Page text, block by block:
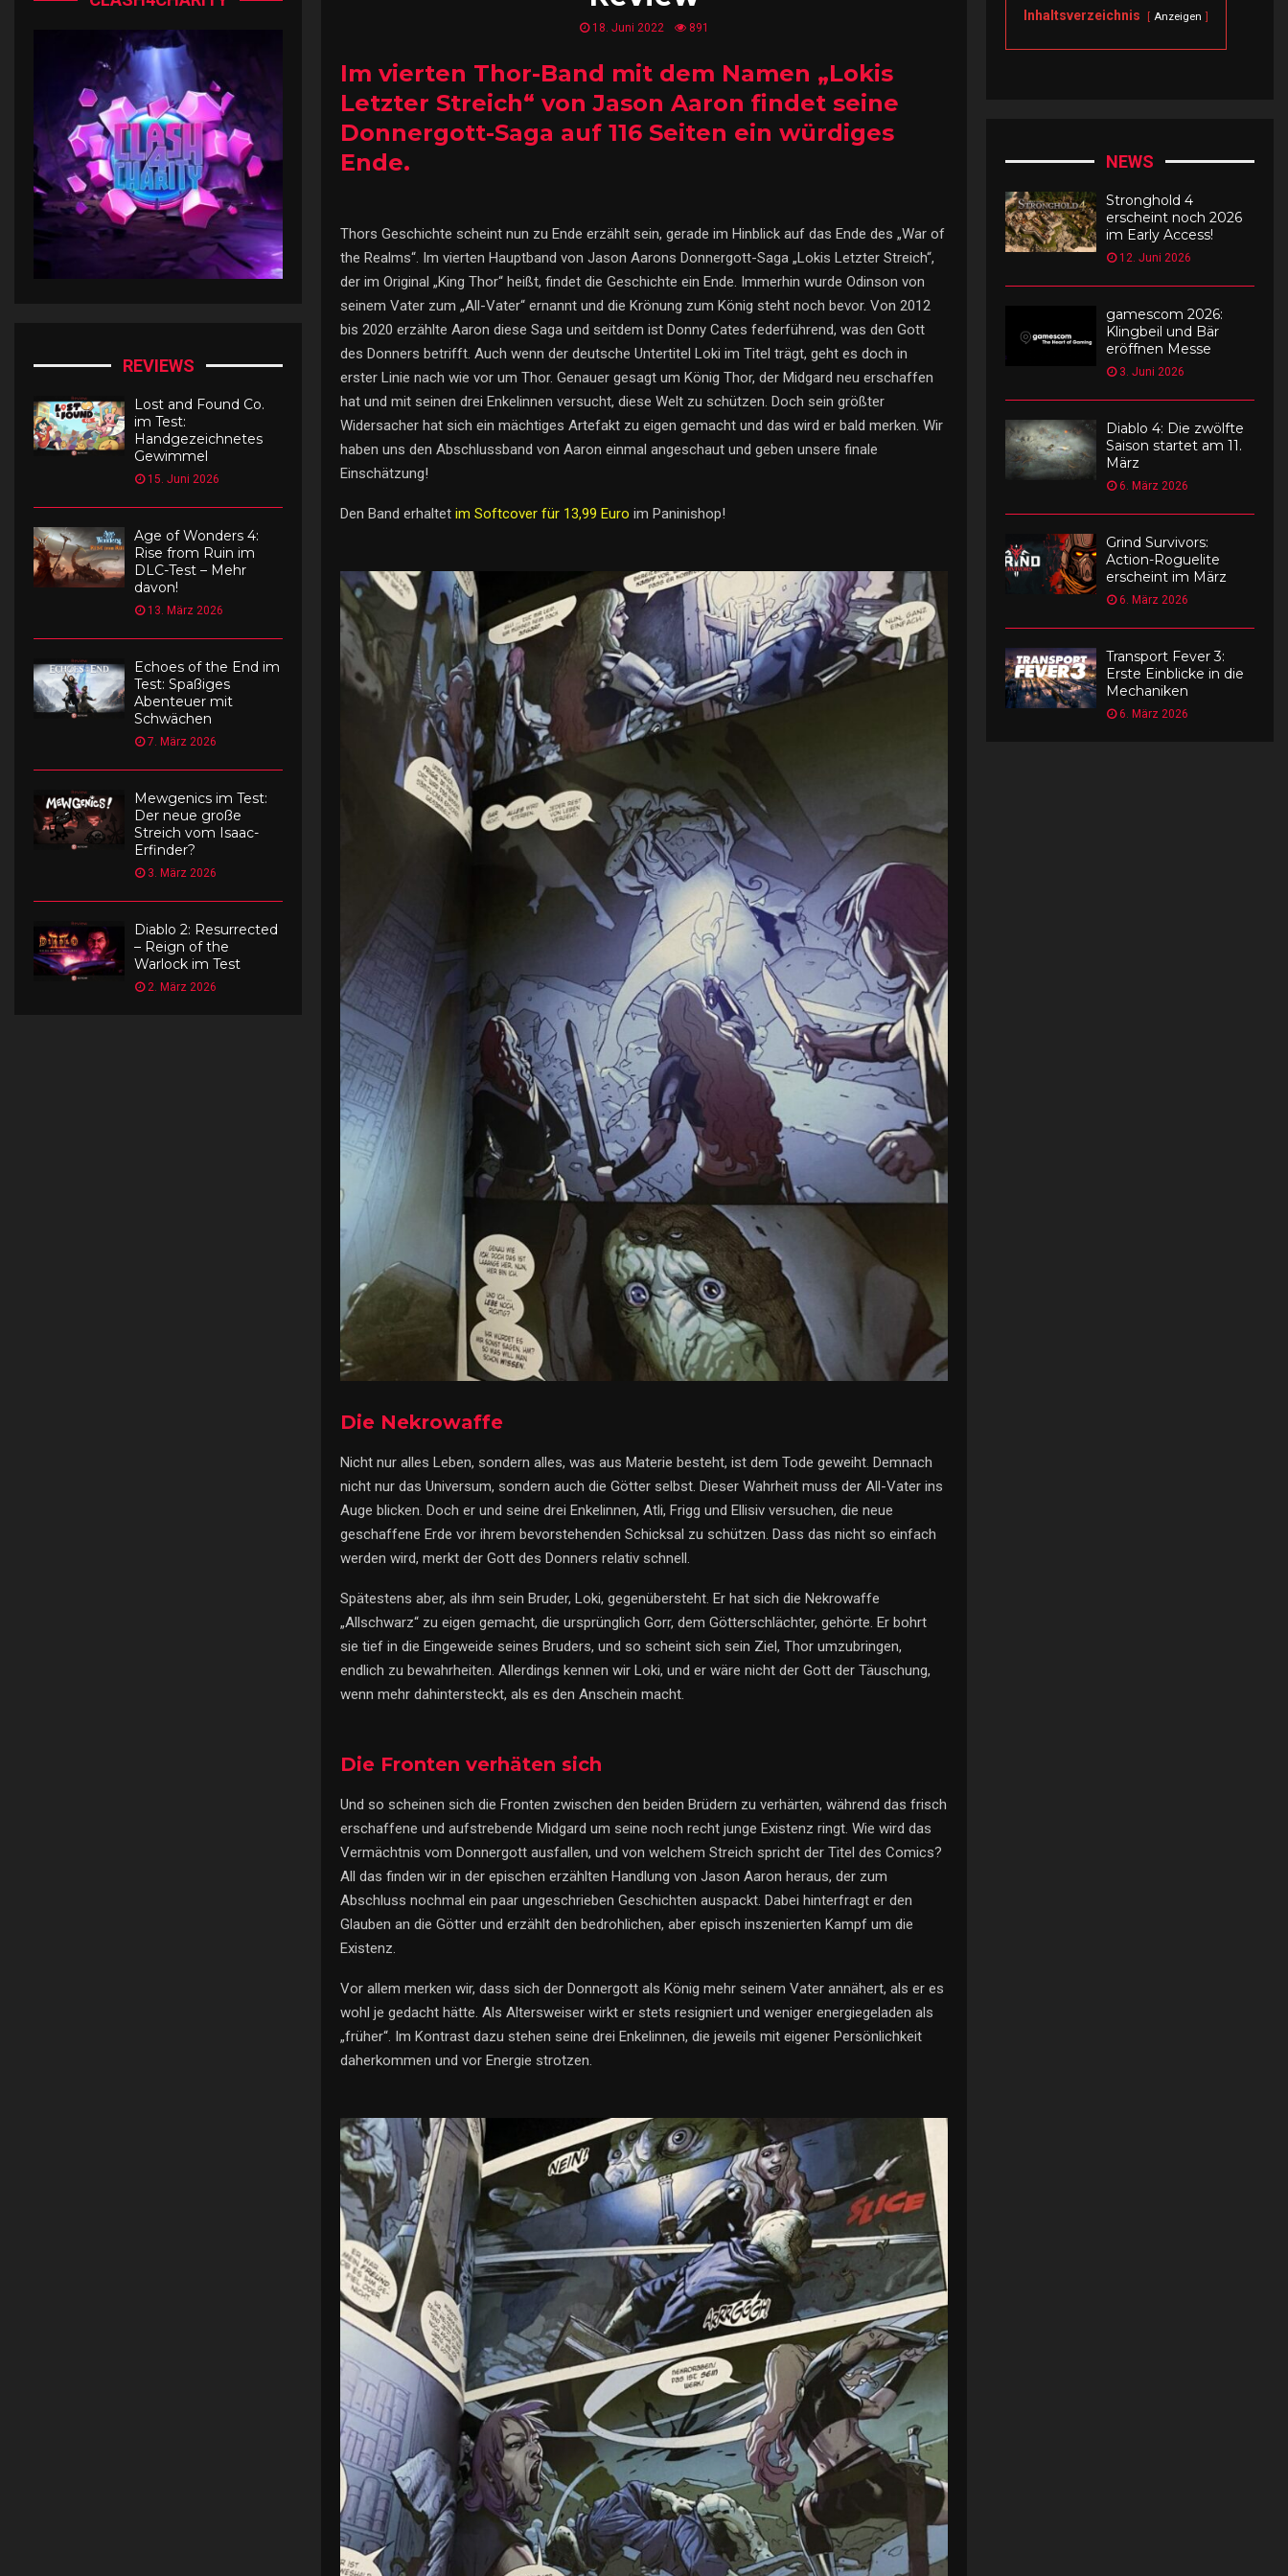
18. Juni 2022 891
Im vierten Thor-Band mit dem Namen „Lokis
Letzter Streich“ von Jason Aaron findet seine
Donnergott-Saga auf 116 Seiten ein würdiges
Ende.
Thors Geschichte scheint nun zu Ende erzählt sein, gerade im Hinblick auf das Ende des „War of
the Realms“. Im vierten Hauptband von Jason Aarons Donnergott-Saga „Lokis Letzter Streich“,
der im Original „King Thor“ heißt, findet die Geschichte ein Ende. Immerhin wurde Odinson von
seinem Vater zum „All-Vater“ ernannt und die Krönung zum König steht noch bevor. Von 2012
bis 2020 erzählte Aaron diese Saga und seitdem ist Donny Cates federführend, was den Gott
des Donners betrifft. Auch wenn der deutsche Untertitel Loki im Titel trägt, geht es doch in
erster Linie nach wie vor um Thor. Genauer gesagt um König Thor, der Midgard neu erschaffen
hat und mit seinen drei Enkelinnen versucht, diese Welt zu schützen. Doch sein größter
Widersacher hat sich ein mächtiges Artefakt zu eigen gemacht und das wird er bald merken. Wir
haben uns den Abschlussband von Aaron einmal angeschaut und geben unsere finale
Einschätzung!
Den Band erhaltet im Softcover für 13,99 Euro im Paninishop!
Die Nekrowaffe
Nicht nur alles Leben, sondern alles, was aus Materie besteht, ist dem Tode geweiht. Demnach
nicht nur das Universum, sondern auch die Götter selbst. Dieser Wahrheit muss der All-Vater ins
Auge blicken. Doch er und seine drei Enkelinnen, Atli, Frigg und Ellisiv versuchen, die neue
geschaffene Erde vor ihrem bevorstehenden Schicksal zu schützen. Dass das nicht so einfach
werden wird, merkt der Gott des Donners relativ schnell.
Spätestens aber, als ihm sein Bruder, Loki, gegenübersteht. Er hat sich die Nekrowaffe
„Allschwarz“ zu eigen gemacht, die ursprünglich Gorr, dem Götterschlächter, gehörte. Er bohrt
sie tief in die Eingeweide seines Bruders, und so scheint sich sein Ziel, Thor umzubringen,
endlich zu bewahrheiten. Allerdings kennen wir Loki, und er wäre nicht der Gott der Täuschung,
wenn mehr dahintersteckt, als es den Anschein macht.
Die Fronten verhäten sich
Und so scheinen sich die Fronten zwischen den beiden Brüdern zu verhärten, während das frisch
erschaffene und aufstrebende Midgard um seine noch recht junge Existenz ringt. Wie wird das
Vermächtnis vom Donnergott ausfallen, und von welchem Streich spricht der Titel des Comics?
All das finden wir in der epischen erzählten Handlung von Jason Aaron heraus, der zum
Abschluss nochmal ein paar ungeschrieben Geschichten auspackt. Dabei hinterfragt er den
Glauben an die Götter und erzählt den bedrohlichen, aber episch inszenierten Kampf um die
Existenz.
Vor allem merken wir, dass sich der Donnergott als König mehr seinem Vater annähert, als er es
wohl je gedacht hätte. Als Altersweiser wirkt er stets resigniert und weniger energiegeladen als
„früher“. Im Kontrast dazu stehen seine drei Enkelinnen, die jeweils mit eigener Persönlichkeit
daherkommen und vor Energie strotzen.
REVIEWS
Lost and Found Co.
im Test:
Handgezeichnetes
Gewimmel
15. Juni 2026
Age of Wonders 4:
Rise from Ruin im
DLC-Test – Mehr
davon!
13. März 2026
Echoes of the End im
Test: Spaßiges
Abenteuer mit
Schwächen
7. März 2026
Mewgenics im Test:
Der neue große
Streich vom Isaac-
Erfinder?
3. März 2026
Diablo 2: Resurrected
– Reign of the
Warlock im Test
2. März 2026
Inhaltsverzeichnis Anzeigen
NEWS
Stronghold 4
erscheint noch 2026
im Early Access!
12. Juni 2026
gamescom 2026:
Klingbeil und Bär
eröffnen Messe
3. Juni 2026
Diablo 4: Die zwölfte
Saison startet am 11.
März
6. März 2026
Grind Survivors:
Action-Roguelite
erscheint im März
6. März 2026
Transport Fever 3:
Erste Einblicke in die
Mechaniken
6. März 2026